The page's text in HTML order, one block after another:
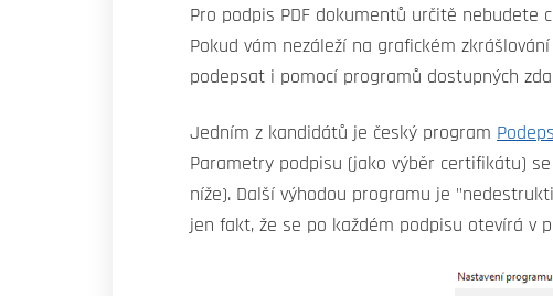
Pro podpis PDF dokumentů určitě
Pokud vám nezáleží na grafickém
podepsat i pomocí programů dostupných
Jedním z kandidátů je český program
Parametry podpisu (jako výběr certifikátu)
níže). Další výhodou programu je
jen fakt, že se po každém podpisu otevírá v